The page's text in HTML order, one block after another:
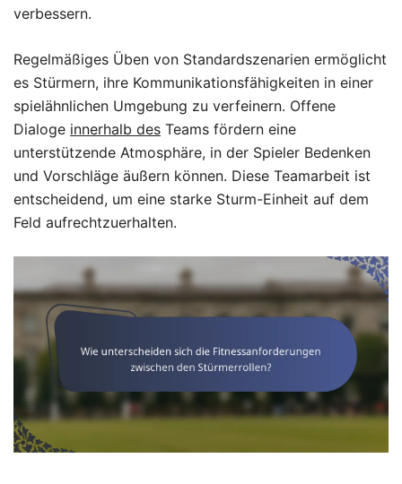
verbessern.
Regelmäßiges Üben von Standardszenarien ermöglicht
es Stürmern, ihre Kommunikationsfähigkeiten in einer
spielähnlichen Umgebung zu verfeinern. Offene
Dialoge innerhalb des Teams fördern eine
unterstützende Atmosphäre, in der Spieler Bedenken
und Vorschläge äußern können. Diese Teamarbeit ist
entscheidend, um eine starke Sturm-Einheit auf dem
Feld aufrechtzuerhalten.